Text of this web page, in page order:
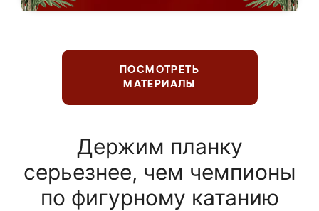
ПОСМОТРЕТЬ
МАТЕРИАЛЫ
Держим планку
серьезнее, чем чемпионы
по фигурному катанию